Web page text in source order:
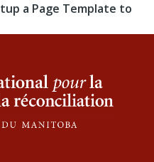
a Page Template to